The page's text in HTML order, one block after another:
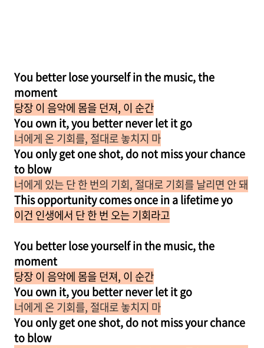
You better lose yourself in the music, the
moment
당장 이 음악에 몸을 던져, 이 순간
You own it, you better never let it go
너에게 온 기회를, 절대로 놓치지 마
You only get one shot, do not miss your chance
to blow
너에게 있는 단 한 번의 기회, 절대로 기회를 날리면 안 돼
This opportunity comes once in a lifetime yo
이건 인생에서 단 한 번 오는 기회라고
You better lose yourself in the music, the
moment
당장 이 음악에 몸을 던져, 이 순간
You own it, you better never let it go
너에게 온 기회를, 절대로 놓치지 마
You only get one shot, do not miss your chance
to blow